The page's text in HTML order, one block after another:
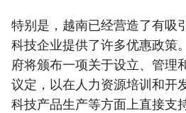
特别是，越南已经营造了有吸
科技企业提供了许多优惠政策
府将颁布一项关于设立、管理
议定，以在人力资源培训和开
科技产品生产等方面上直接支